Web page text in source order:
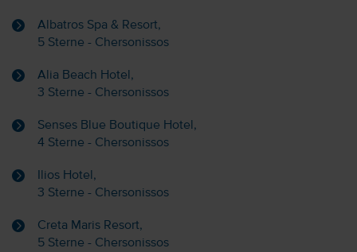
Albatros Spa & Resort,
5 Sterne - Chersonissos
Alia Beach Hotel,
3 Sterne - Chersonissos
Senses Blue Boutique Hotel,
4 Sterne - Chersonissos
Ilios Hotel,
3 Sterne - Chersonissos
Creta Maris Resort,
5 Sterne - Chersonissos